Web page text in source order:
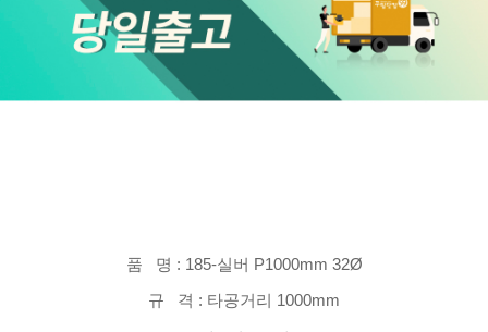
품 명 : 185-실버 P1000mm 32Ø
규 격 : 타공거리 1000mm